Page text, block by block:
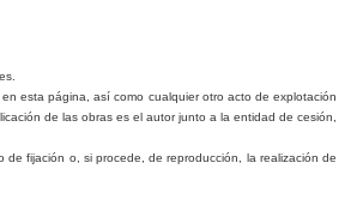
esta página, así como cualquier otro acto de explotación
de las obras es el autor junto a la entidad de cesión,
fijación o, si procede, de reproducción, la realización de